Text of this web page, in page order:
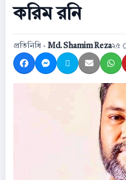
করিম রনি
প্রতিনিধি - Md. Shamim Reza২৫
Share on Facebook
Share onShare on X
Share by